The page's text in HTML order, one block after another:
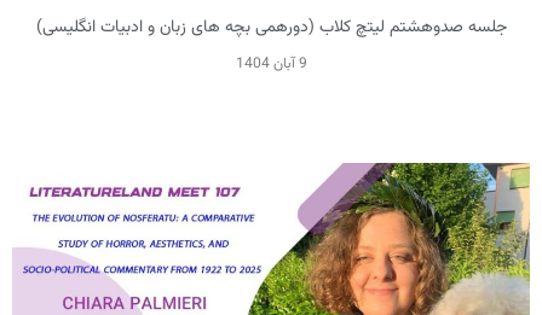
جلسه صدوهشتم لیتچ کلاب (دورهمی بچه های زبان و ادبیات انگلیسی)
9 آبان 1404